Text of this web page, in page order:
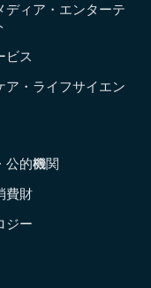
ディア・エンターテ
ビス
ア・ライフサイエン
公的機関
費財
ジー